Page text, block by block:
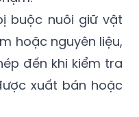
buộc nuôi giữ vật
hoặc nguyên liệu,
đến khi kiểm tra
xuất bán hoặc